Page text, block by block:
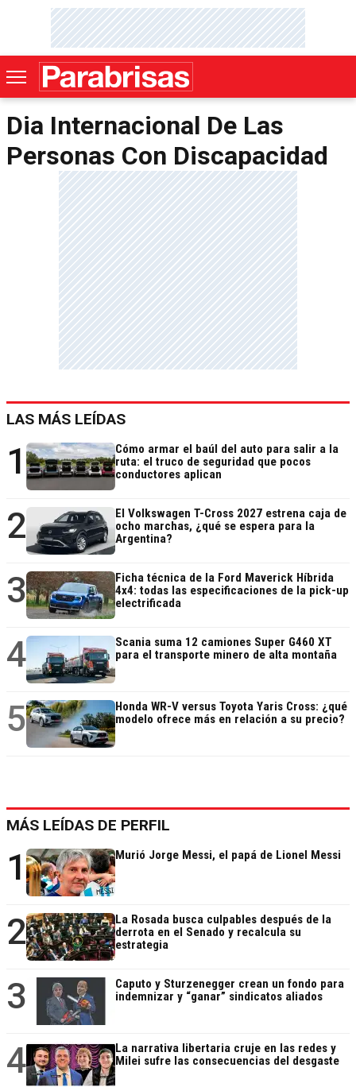
Dia Internacional De Las
Personas Con Discapacidad
LAS MÁS LEÍDAS
1
Cómo armar el baúl del auto para salir a la
ruta: el truco de seguridad que pocos
conductores aplican
2
El Volkswagen T-Cross 2027 estrena caja de
ocho marchas, ¿qué se espera para la
Argentina?
3
Ficha técnica de la Ford Maverick Híbrida
4x4: todas las especificaciones de la pick-up
electrificada
4
Scania suma 12 camiones Super G460 XT
para el transporte minero de alta montaña
5
Honda WR-V versus Toyota Yaris Cross: ¿qué
modelo ofrece más en relación a su precio?
MÁS LEÍDAS DE PERFIL
1 Murió Jorge Messi, el papá de Lionel Messi
2
La Rosada busca culpables después de la
derrota en el Senado y recalcula su
estrategia
3
Caputo y Sturzenegger crean un fondo para
indemnizar y “ganar” sindicatos aliados
4
La narrativa libertaria cruje en las redes y
Milei sufre las consecuencias del desgaste